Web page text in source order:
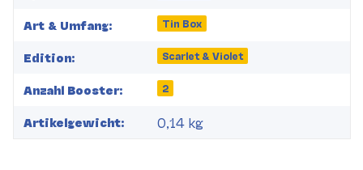
Art & Umfang: Tin Box
Edition: Scarlet & Violet
Anzahl Booster: 2
Artikelgewicht: 0,14 kg